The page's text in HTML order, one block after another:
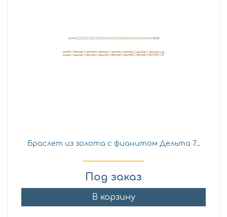
Браслет из золота с фианитом Дельта 7...
Под заказ
В корзину